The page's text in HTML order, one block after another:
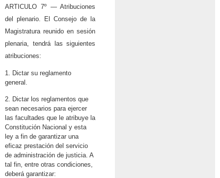
ARTICULO 7º — Atribuciones
del plenario. El Consejo de la
Magistratura reunido en sesión
plenaria, tendrá las siguientes
atribuciones:
1. Dictar su reglamento
general.
2. Dictar los reglamentos que
sean necesarios para ejercer
las facultades que le atribuye la
Constitución Nacional y esta
ley a fin de garantizar una
eficaz prestación del servicio
de administración de justicia. A
tal fin, entre otras condiciones,
deberá garantizar: